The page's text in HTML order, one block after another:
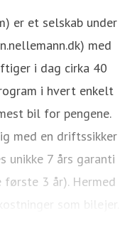
er et selskab under
med
i dag cirka 40
i hvert enkelt
bil for pengene.
med en driftssikker
unikke 7 års garanti
3 år). Hermed
som bilejer.